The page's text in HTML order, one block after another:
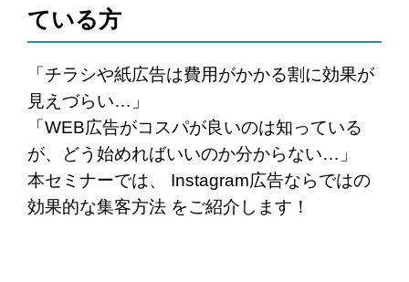
ている方
「チラシや紙広告は費用がかかる割に効果が
見えづらい…」
「WEB広告がコスパが良いのは知っている
が、どう始めればいいのか分からない…」
本セミナーでは、 Instagram広告ならではの
効果的な集客方法 をご紹介します！